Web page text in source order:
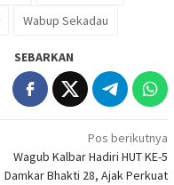
Wabup Sekadau
SEBARKAN
Pos berikutnya
Wagub Kalbar Hadiri HUT KE-5
Damkar Bhakti 28, Ajak Perkuat